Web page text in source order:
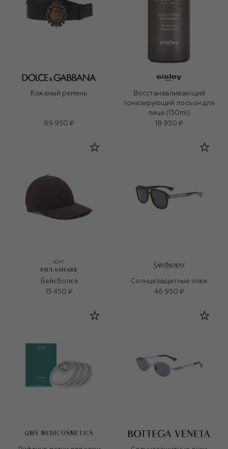
Кожаный ремень
69 950 ₽
Восстанавливающий
тонизирующий лосьон для
лица (150ml)
18 950 ₽
Бейсболка
15 450 ₽
Солнцезащитные очки
46 950 ₽
QMS MEDICOSMETICS